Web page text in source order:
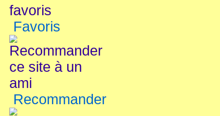
Favoris
Recommander